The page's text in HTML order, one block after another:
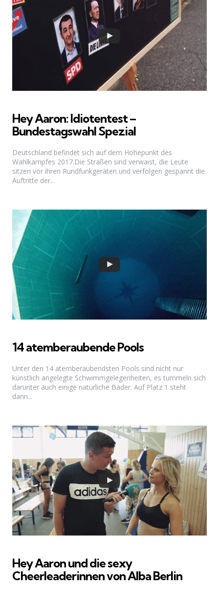
Hey Aaron: Idiotentest –
Bundestagswahl Spezial
Deutschland befindet sich auf dem Höhepunkt des
Wahlkampfes 2017.Die Straßen sind verwaist, die Leute
sitzen vor ihren Rundfunkgeräten und verfolgen gespannt die
Auftritte der...
14 atemberaubende Pools
Unter den 14 atemberaubendsten Pools sind nicht nur
künstlich angelegte Schwimmgelegenheiten, es tummeln sich
darunter auch einige natürliche Bäder. Auf Platz 1 steht
dann...
Hey Aaron und die sexy
Cheerleaderinnen von Alba Berlin